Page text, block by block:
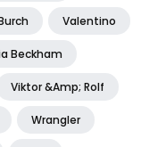
Valentino
Beckham
Viktor &amp; Rolf
Wrangler